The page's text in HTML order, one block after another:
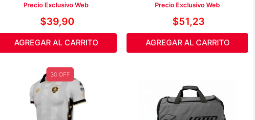
Precio Exclusivo Web
$39,90
AGREGAR AL CARRITO
Precio Exclusivo Web
$51,23
AGREGAR AL CARRITO
30 OFF